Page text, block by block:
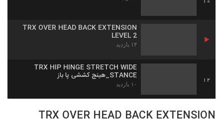
TRX OVER HEAD BACK EXTENSION
LEVEL 2
۱۴ بازدید
12
TRX HIP HINGE STRETCH WIDE
STANCE_هینج کششی پا باز
۱۰ بازدید
TRX OVER HEAD BACK EXTENSION